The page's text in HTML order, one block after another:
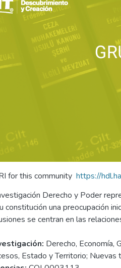
for this community https://
Derecho y Poder
constitución una preocupación
se centran en las
Derecho, Economía,
Estado y Territorio;